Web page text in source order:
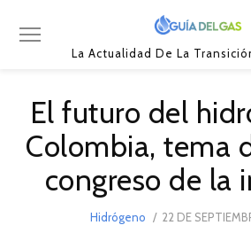
La Actualidad De La
El futuro del
Colombia, tema
congreso de la
Hidrógeno
POSTED
22 DE